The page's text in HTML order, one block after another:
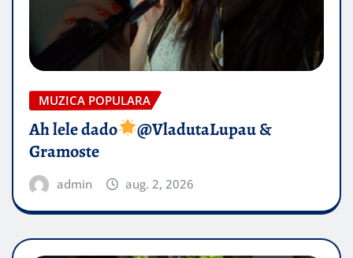
MUZICA POPULARA
Ah lele dado​
@VladutaLupau &
Gramoste
admin aug. 2, 2026